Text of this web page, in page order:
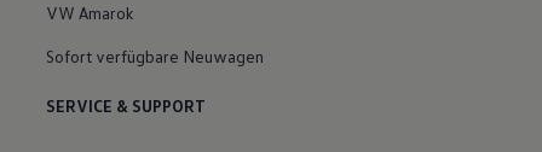
VW Amarok
Sofort verfügbare Neuwagen
SERVICE & SUPPORT